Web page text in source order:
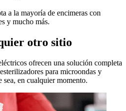
a la mayoría de encimeras con
y mucho más.
otro sitio
ofrecen una solución completa
para microondas y
sea, en cualquier momento.